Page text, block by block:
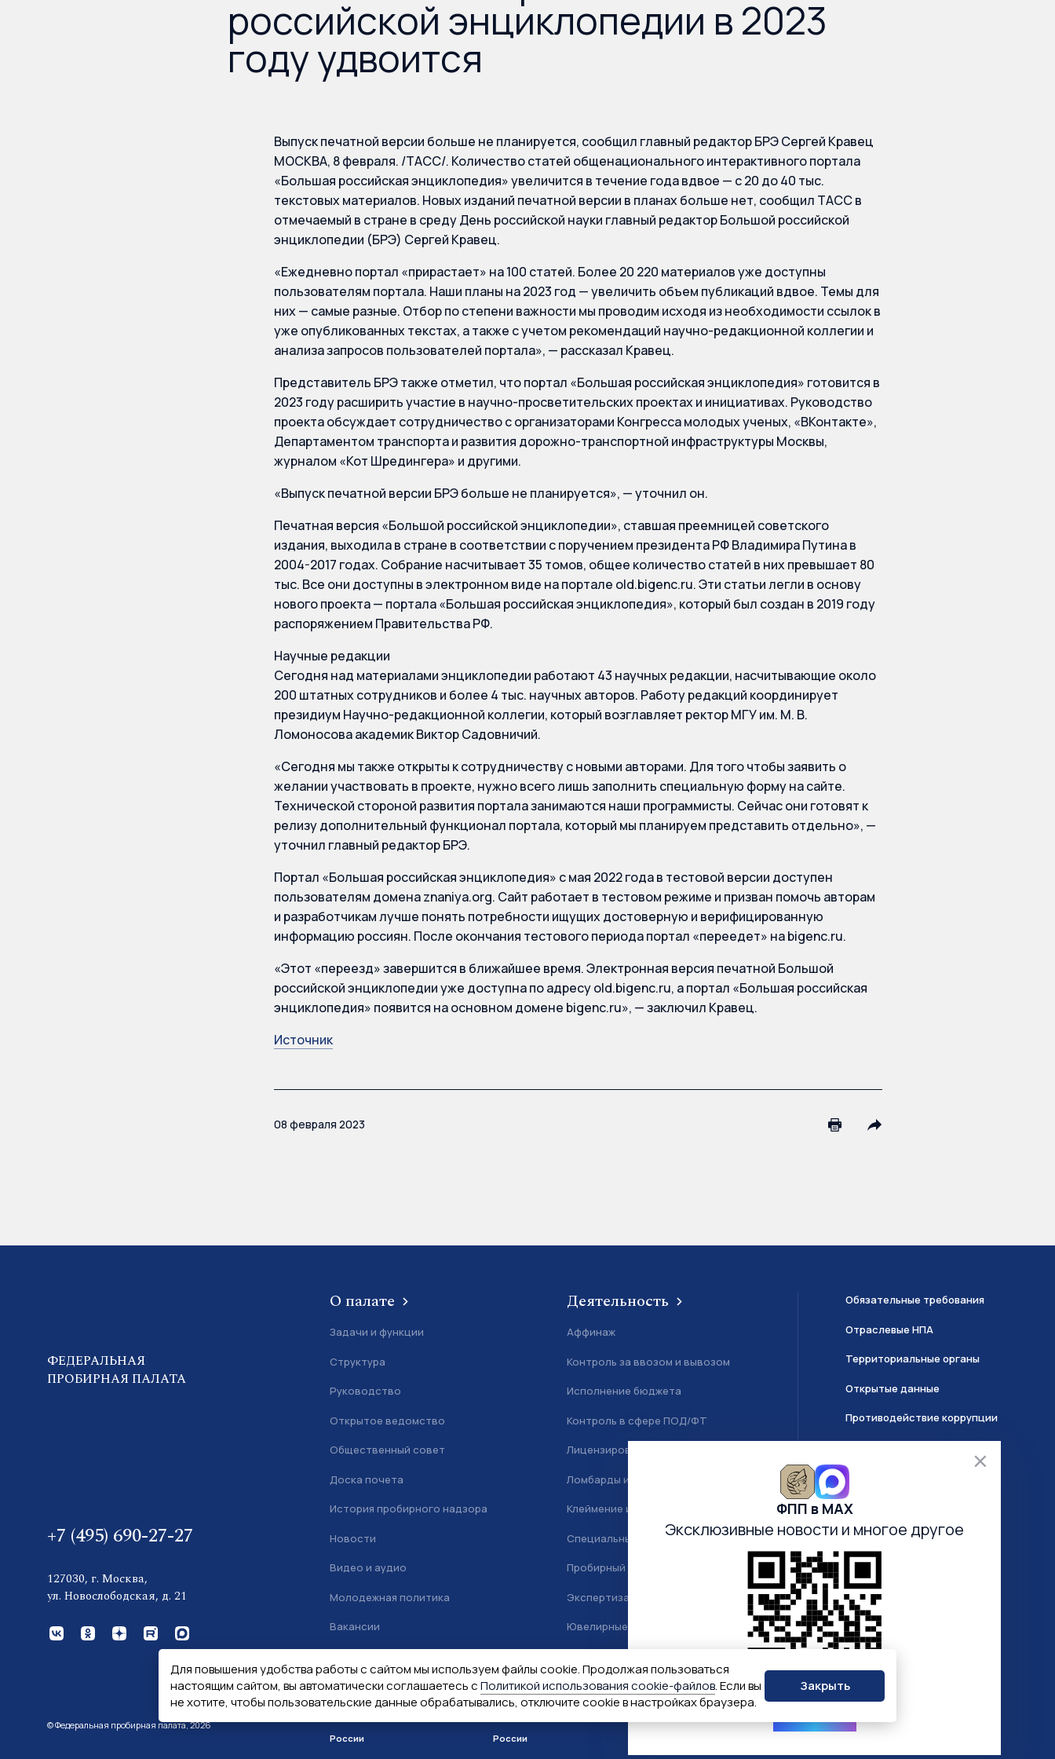
Закрыть
Для повышения удобства работы с сайтом мы используем файлы cookie. Продолжая пользоваться
настоящим сайтом, вы автоматически соглашаетесь сПолитикой использования cookie-файлов. Если вы
не хотите, чтобы пользовательские данные обрабатывались, отключите cookie в настройках браузера.
российской энциклопедии в 2023
году удвоится
Выпуск печатной версии больше не планируется, сообщил главный редактор БРЭ Сергей Кравец
МОСКВА, 8 февраля. /ТАСС/. Количество статей общенационального интерактивного портала
«Большая российская энциклопедия» увеличится в течение года вдвое — с 20 до 40 тыс.
текстовых материалов. Новых изданий печатной версии в планах больше нет, сообщил ТАСС в
отмечаемый в стране в среду День российской науки главный редактор Большой российской
энциклопедии (БРЭ) Сергей Кравец.
«Ежедневно портал «прирастает» на 100 статей. Более 20 220 материалов уже доступны
пользователям портала. Наши планы на 2023 год — увеличить объем публикаций вдвое. Темы для
них — самые разные. Отбор по степени важности мы проводим исходя из необходимости ссылок в
уже опубликованных текстах, а также с учетом рекомендаций научно-редакционной коллегии и
анализа запросов пользователей портала», — рассказал Кравец.
Представитель БРЭ также отметил, что портал «Большая российская энциклопедия» готовится в
2023 году расширить участие в научно-просветительских проектах и инициативах. Руководство
проекта обсуждает сотрудничество с организаторами Конгресса молодых ученых, «ВКонтакте»,
Департаментом транспорта и развития дорожно-транспортной инфраструктуры Москвы,
журналом «Кот Шредингера» и другими.
«Выпуск печатной версии БРЭ больше не планируется», — уточнил он.
Печатная версия «Большой российской энциклопедии», ставшая преемницей советского
издания, выходила в стране в соответствии с поручением президента РФ Владимира Путина в
2004-2017 годах. Собрание насчитывает 35 томов, общее количество статей в них превышает 80
тыс. Все они доступны в электронном виде на портале old.bigenc.ru. Эти статьи легли в основу
нового проекта — портала «Большая российская энциклопедия», который был создан в 2019 году
распоряжением Правительства РФ.
Научные редакции
Сегодня над материалами энциклопедии работают 43 научных редакции, насчитывающие около
200 штатных сотрудников и более 4 тыс. научных авторов. Работу редакций координирует
президиум Научно-редакционной коллегии, который возглавляет ректор МГУ им. М. В.
Ломоносова академик Виктор Садовничий.
«Сегодня мы также открыты к сотрудничеству с новыми авторами. Для того чтобы заявить о
желании участвовать в проекте, нужно всего лишь заполнить специальную форму на сайте.
Технической стороной развития портала занимаются наши программисты. Сейчас они готовят к
релизу дополнительный функционал портала, который мы планируем представить отдельно», —
уточнил главный редактор БРЭ.
Портал «Большая российская энциклопедия» с мая 2022 года в тестовой версии доступен
пользователям домена znaniya.org. Сайт работает в тестовом режиме и призван помочь авторам
и разработчикам лучше понять потребности ищущих достоверную и верифицированную
информацию россиян. После окончания тестового периода портал «переедет» на bigenc.ru.
«Этот «переезд» завершится в ближайшее время. Электронная версия печатной Большой
российской энциклопедии уже доступна по адресу old.bigenc.ru, а портал «Большая российская
энциклопедия» появится на основном домене bigenc.ru», — заключил Кравец.
Источник
08 февраля 2023
ФЕДЕРАЛЬНАЯ
ПРОБИРНАЯ ПАЛАТА
+7 (495) 690-27-27
127030, г. Москва,
ул. Новослободская, д. 21
О палате
Задачи и функции
Структура
Руководство
Открытое ведомство
Общественный совет
Доска почета
История пробирного надзора
Новости
Видео и аудио
Молодежная политика
Вакансии
Деятельность
Аффинаж
Контроль за ввозом и вывозом
Исполнение бюджета
Контроль в сфере ПОД/ФТ
Лицензирование
Ломбарды и скупка
Клеймение и маркировка
Специальный учет
Пробирный надзор
Экспертиза
Ювелирные камни
Обязательные требования
Отраслевые НПА
Территориальные органы
Открытые данные
Противодействие коррупции
О системе ГИИС ДМДК
Часто задаваемые вопросы
Анкетирование
Электронная очередь
© Федеральная пробирная палата, 2026
России
России
ФПП в МАХ
Эксклюзивные новости и многое другое